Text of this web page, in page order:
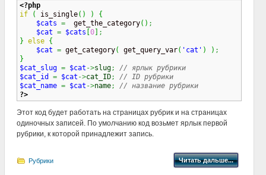
<?php
if
( is_single( ) )
{
$cats =
  get_the_category
( ) ;
$cat = $cats [0] ;
} else {
$cat = get_category( get_query_var( 'cat' ) ) ;
}
$cat_slug = $cat ->slug;
// ярлык рубрики
$cat_id
= $cat ->cat_ID;
// ID рубрики
$cat_name = $cat ->name;
// название рубрики
?>
Этот код будет работать на страницах рубрик и на страницах
одиночных записей. По умолчанию код возьмет ярлык первой
рубрики, к которой принадлежит запись.
Читать дальше...
Рубрики